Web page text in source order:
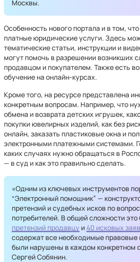
Москвы.
Особенность нового портала и в том,
платные юридические услуги. Здесь
тематические статьи, инструкции и
могут помочь в разрешении возникших
продавцом и покупателем. Также есть
обучение на онлайн-курсах.
Кроме того, на ресурсе представлена
конкретным вопросам. Например, что
обмена и возврата детских игрушек,
покупки ювелирных изделий, как без
онлайн, заказать пластиковые окна и
электронными платежными системами.
каких случаях нужно обращаться в
— в суд и как это правильно сделать.
«Одним из ключевых инструментов
“Электронный помощник” —
претензий и судебных исков по
потребителей. В общей сложности это
претензий продавцу и40 исковых
содержат все необходимые
были нарушены в каждом конкретном
Сергей Собянин.